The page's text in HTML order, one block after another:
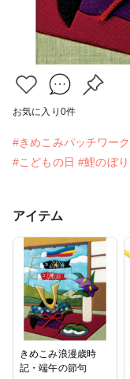
お気に入り 0件
#きめこみパッチワーク
#こどもの日 #鯉のぼり
アイテム
きめこみ浪漫歳時
記・端午の節句